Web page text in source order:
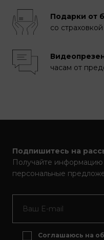
Подарки от
со страховкой
часам от
Подпишитесь на
Получайте информацию
персональные
Соглашаюсь на